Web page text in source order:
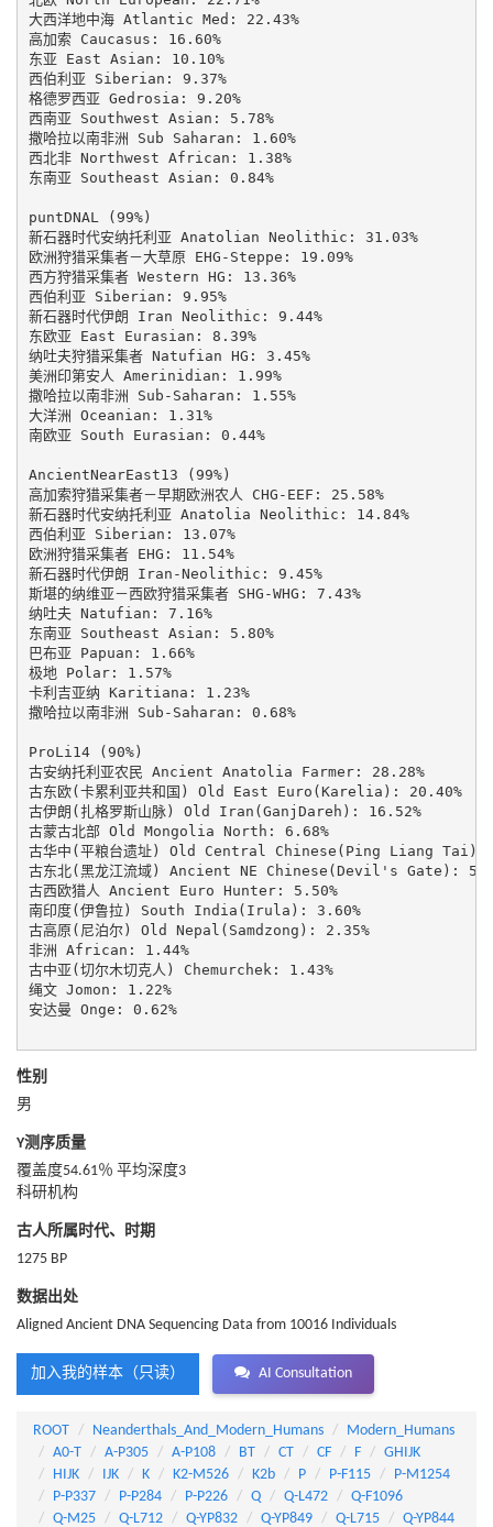
大西洋地中海 Atlantic Med: 22.43%
高加索 Caucasus: 16.60%
东亚 East Asian: 10.10%
西伯利亚 Siberian: 9.37%
格德罗西亚 Gedrosia: 9.20%
西南亚 Southwest Asian: 5.78%
撒哈拉以南非洲 Sub Saharan: 1.60%
西北非 Northwest African: 1.38%
东南亚 Southeast Asian: 0.84%
puntDNAL (99%)
新石器时代安纳托利亚 Anatolian Neolithic: 31.03%
欧洲狩猎采集者－大草原 EHG-Steppe: 19.09%
西方狩猎采集者 Western HG: 13.36%
西伯利亚 Siberian: 9.95%
新石器时代伊朗 Iran Neolithic: 9.44%
东欧亚 East Eurasian: 8.39%
纳吐夫狩猎采集者 Natufian HG: 3.45%
美洲印第安人 Amerinidian: 1.99%
撒哈拉以南非洲 Sub-Saharan: 1.55%
大洋洲 Oceanian: 1.31%
南欧亚 South Eurasian: 0.44%
AncientNearEast13 (99%)
高加索狩猎采集者－早期欧洲农人 CHG-EEF: 25.58%
新石器时代安纳托利亚 Anatolia Neolithic: 14.84%
西伯利亚 Siberian: 13.07%
欧洲狩猎采集者 EHG: 11.54%
新石器时代伊朗 Iran-Neolithic: 9.45%
斯堪的纳维亚－西欧狩猎采集者 SHG-WHG: 7.43%
纳吐夫 Natufian: 7.16%
东南亚 Southeast Asian: 5.80%
巴布亚 Papuan: 1.66%
极地 Polar: 1.57%
卡利吉亚纳 Karitiana: 1.23%
撒哈拉以南非洲 Sub-Saharan: 0.68%
ProLi14 (90%)
古安纳托利亚农民 Ancient Anatolia Farmer: 28.28%
古东欧(卡累利亚共和国) Old East Euro(Karelia): 20.40%
古伊朗(扎格罗斯山脉) Old Iran(GanjDareh): 16.52%
古蒙古北部 Old Mongolia North: 6.68%
古华中(平粮台遗址) Old Central Chinese(Ping Liang Tai):
古东北(黑龙江流域) Ancient NE Chinese(Devil's Gate):
古西欧猎人 Ancient Euro Hunter: 5.50%
南印度(伊鲁拉) South India(Irula): 3.60%
古高原(尼泊尔) Old Nepal(Samdzong): 2.35%
非洲 African: 1.44%
古中亚(切尔木切克人) Chemurchek: 1.43%
绳文 Jomon: 1.22%
安达曼 Onge: 0.62%
性别
男
Y测序质量
覆盖度54.61％ 平均深度3
科研机构
古人所属时代、时期
1275 BP
数据出处
Aligned Ancient DNA Sequencing Data from 10016 Individuals
加入我的样本（只读） AI Consultation
ROOT Neanderthals_And_Modern_Humans
Modern_Humans
A0-T
A-P305 A-P108 BT CT CF F
GHIJK
HIJK
IJK K K2-M526 K2b P P-F115
P-M1254
P-P337
P-P284 P-P226 Q Q-L472
Q-F1096
Q-M25
Q-L712 Q-YP832 Q-YP849 Q-L715
Q-YP844